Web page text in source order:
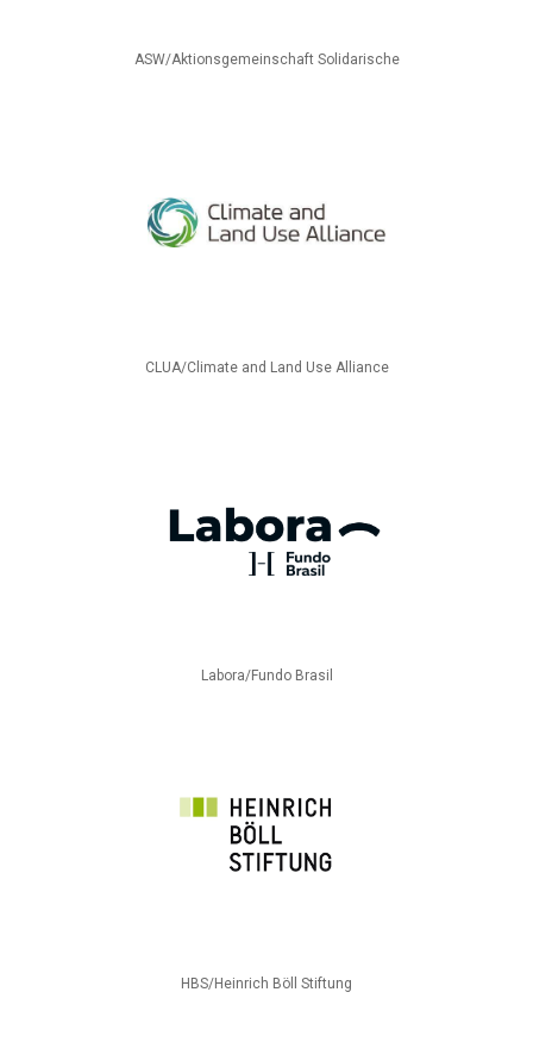
ASW/Aktionsgemeinschaft Solidarische
CLUA/Climate and Land Use Alliance
Labora/Fundo Brasil
HBS/Heinrich Böll Stiftung